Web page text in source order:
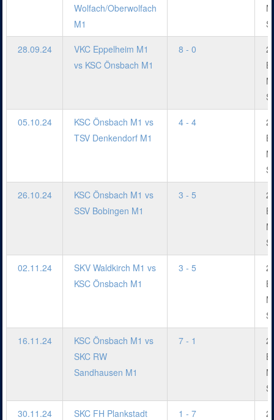
Wolfach/Oberwolfach
M1
28.09.24
VKC Eppelheim M1
vs KSC Önsbach M1
8 - 0
2.
05.10.24
KSC Önsbach M1 vs
TSV Denkendorf M1
4 - 4
2.
26.10.24
KSC Önsbach M1 vs
SSV Bobingen M1
3 - 5
2.
02.11.24
SKV Waldkirch M1 vs
KSC Önsbach M1
3 - 5
2.
16.11.24
KSC Önsbach M1 vs
SKC RW
Sandhausen M1
7 - 1
2.
30.11.24
SKC FH Plankstadt
1 - 7
2.